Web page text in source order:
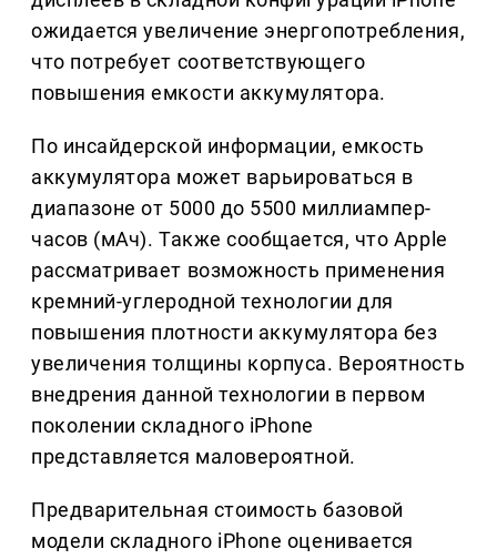
ожидается увеличение энергопотребления,
что потребует соответствующего
повышения емкости аккумулятора.
По инсайдерской информации, емкость
аккумулятора может варьироваться в
диапазоне от 5000 до 5500 миллиампер-
часов (мАч). Также сообщается, что Apple
рассматривает возможность применения
кремний-углеродной технологии для
повышения плотности аккумулятора без
увеличения толщины корпуса. Вероятность
внедрения данной технологии в первом
поколении складного iPhone
представляется маловероятной.
Предварительная стоимость базовой
модели складного iPhone оценивается